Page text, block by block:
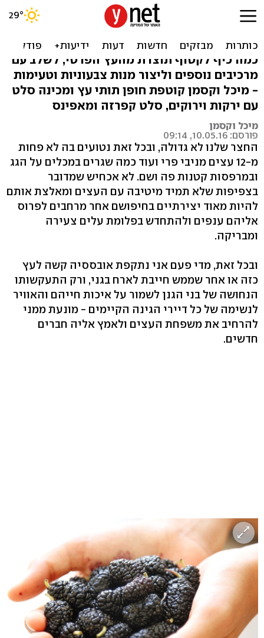
מהגינה למטבח: מתכונים עם
כמה כיף לקטוף תוצרת מהעץ הפרטי, לשלב עם
מרכיבים נוספים וליצור מנות צבעוניות וטעימות
- מיכל וקסמן קוטפת חופן תותי עץ ומכינה סלט
עם ירקות וירוקים, סלט קפרזה ומאפינס
מיכל וקסמן
פורסם: 10.05.16, 09:14
החצר שלנו לא גדולה, ובכל זאת נטועים בה לא פחות
מ-12 עצים מניבי פרי ועוד כמה שגרים במכלים על הגג
ובמרפסות קטנות פה ושם. לא אכחיש שמדובר
בצפיפות שלא תמיד מיטיבה עם העצים ומאלצת אותם
להיות מאוד יצירתיים בחיפושם אחר מרחבים לפרוס
אליהם ענפים ולהתחדש בפלומת עלים צעירה
ומבריקה.
ובכל זאת, מדי פעם אני נתקפת אובססיה קשה לעץ
כזה או אחר שממש חייבת לארח בגני, ורק התעקשותו
הנחושה של בני הגנן לשמור על איכות חייהם והאוויר
לנשימה של כל דיירי הגינה הקיימים - מונעת ממני
להרחיב את משפחת העצים ולאמץ אליה חברים
חדשים.